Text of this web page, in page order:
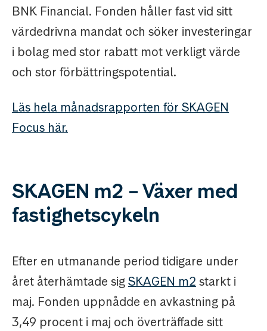
BNK Financial. Fonden håller fast vid sitt
värdedrivna mandat och söker investeringar
i bolag med stor rabatt mot verkligt värde
och stor förbättringspotential.
Läs hela månadsrapporten för SKAGEN
Focus här.
SKAGEN m2 – Växer med
fastighetscykeln
Efter en utmanande period tidigare under
året återhämtade sigSKAGEN m2 starkt i
maj. Fonden uppnådde en avkastning på
3,49 procent i maj och överträffade sitt